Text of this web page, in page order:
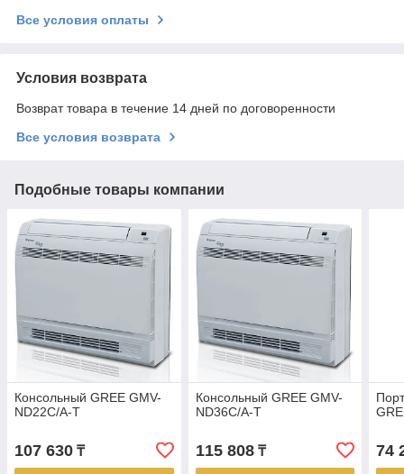
Все условия оплаты
Условия возврата
Возврат товара в течение 14 дней по договоренности
Все условия возврата
Подобные товары компании
Консольный GREE GMV-
ND22C/A-T
107 630 ₸
Консольный GREE GMV-
ND36C/A-T
115 808₸ 74